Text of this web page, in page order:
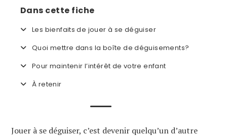
Dans cette fiche
Les bienfaits de jouer à se déguiser
Quoi mettre dans la boîte de déguisements?
Pour maintenir l’intérêt de votre enfant
À retenir
Jouer à se déguiser, c’est devenir quelqu’un d’autre